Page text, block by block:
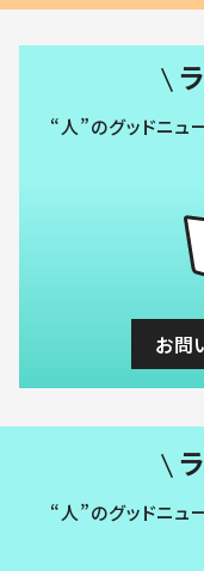
“人”のグッドニュ
お問
“人”のグッドニュ